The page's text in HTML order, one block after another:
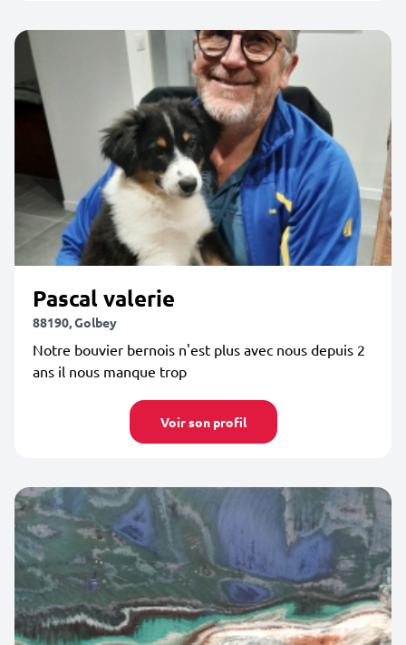
Pascal valerie
88190, Golbey
Notre bouvier bernois n'est plus avec nous depuis 2
ans il nous manque trop
Voir son profil